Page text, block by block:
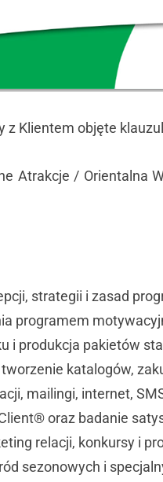
z Klientem objęte
Atrakcje / Orientalna
strategii i zasad
programem
i produkcja pakietów
katalogów,
mailingi, internet,
oraz badanie
relacji, konkursy i
sezonowych i